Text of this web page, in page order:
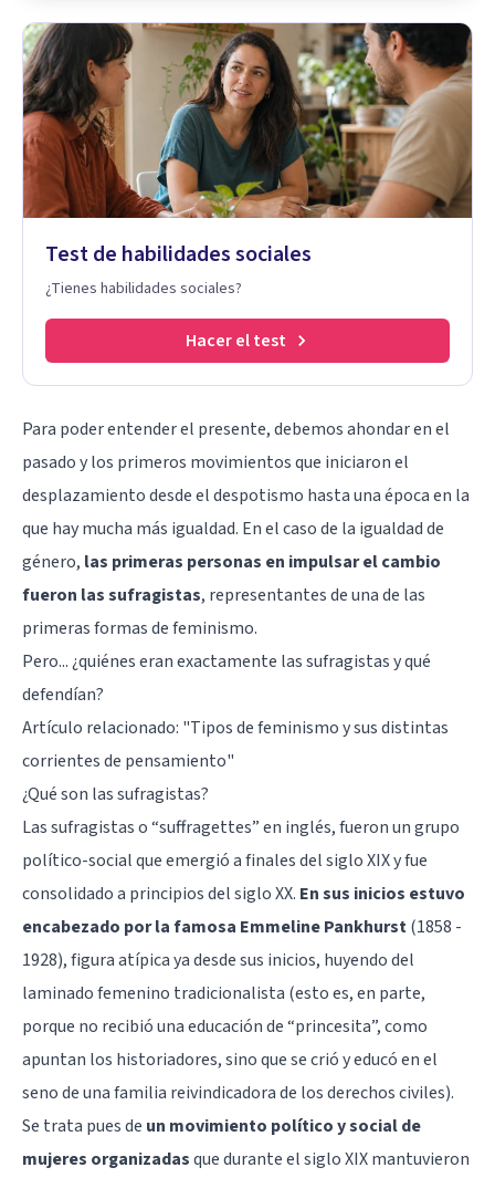
Test de habilidades sociales
¿Tienes habilidades sociales?
Hacer el test
Para poder entender el presente, debemos ahondar en el
pasado y los primeros movimientos que iniciaron el
desplazamiento desde el despotismo hasta una época en la
que hay mucha más igualdad. En el caso de la igualdad de
género, las primeras personas en impulsar el cambio
fueron las sufragistas, representantes de una de las
primeras formas de feminismo.
Pero... ¿quiénes eran exactamente las sufragistas y qué
defendían?
Artículo relacionado: "Tipos de feminismo y sus distintas
corrientes de pensamiento"
¿Qué son las sufragistas?
Las sufragistas o “suffragettes” en inglés, fueron un grupo
político-social que emergió a finales del siglo XIX y fue
consolidado a principios del siglo XX. En sus inicios estuvo
encabezado por la famosa Emmeline Pankhurst(1858 -
1928), figura atípica ya desde sus inicios, huyendo del
laminado femenino tradicionalista (esto es, en parte,
porque no recibió una educación de “princesita”, como
apuntan los historiadores, sino que se crió y educó en el
seno de una familia reivindicadora de los derechos civiles).
Se trata pues de un movimiento político y social de
mujeres organizadasque durante el siglo XIX mantuvieron